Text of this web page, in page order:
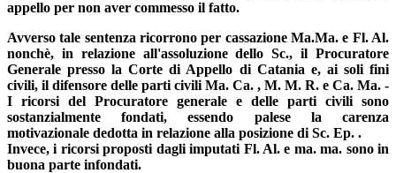
appello per non aver commesso il fatto.
Avverso tale sentenza ricorrono per cassazione Ma.Ma. e Fl. Al.
nonchè, in relazione all'assoluzione dello Sc., il Procuratore
Generale presso la Corte di Appello di Catania e, ai soli fini
civili, il difensore delle parti civili Ma. Ca. , M. M. R. e Ca. Ma. -
I ricorsi del Procuratore generale e delle parti civili sono
sostanzialmente fondati, essendo palese la carenza
motivazionale dedotta in relazione alla posizione di Sc. Ep. .
Invece, i ricorsi proposti dagli imputati Fl. Al. e ma. ma. sono in
buona parte infondati.